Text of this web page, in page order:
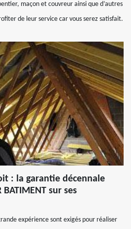
maçon et couvreur ainsi que d’autres
de leur service car vous serez satisfait.
: la garantie décennale
BATIMENT sur ses
expérience sont exigés pour réaliser